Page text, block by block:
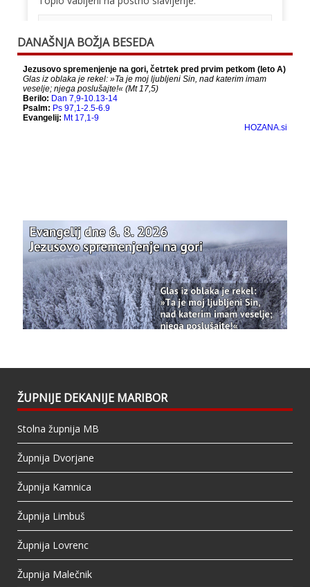
When this happens, it's usually because the
owner only shared it with a small group of
people, changed who can see it or it's been
deleted.
View on Facebook
Photo
View on Facebook · Share
Bazilika Matere Usmiljenja updated their
status.
1 years ago
When this happens, it's usually because the
people, changed who can see it or it's been
deleted.
View on Facebook
DANAŠNJA BOŽJA BESEDA
ŽUPNIJE DEKANIJE MARIBOR
Stolna župnija MB
Župnija Dvorjane
Župnija Kamnica
Župnija Limbuš
Župnija Lovrenc
Župnija Malečnik